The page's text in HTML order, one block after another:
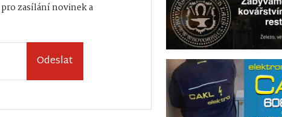
pro zasílání novinek a
Odeslat